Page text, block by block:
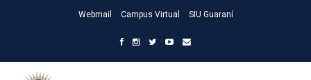
Webmail Campus Virtual SIU Guaraní